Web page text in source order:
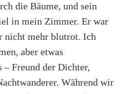
die Bäume, und sein
in mein Zimmer. Er war
nicht mehr blutrot. Ich
aber etwas
– Freund der Dichter,
Während wir